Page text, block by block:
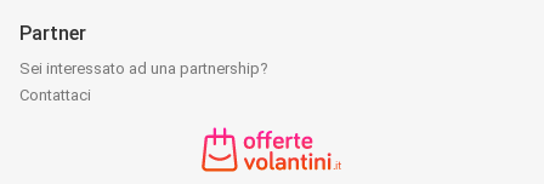
Partner
Sei interessato ad una partnership?
Contattaci